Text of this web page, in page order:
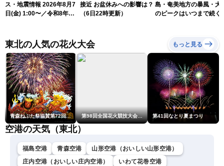
ス・地震情報 2026年8月7
日(金) 1:00〜／令和8年熊
スLiVE〉
接近 お盆休みへの影響は？
（6日22時更新）
島・奄美地方の暴風・大
のピークはいつまで続く
東北の人気の花火大会 もっと見る
青森ねぶた祭協賛第72回青森花火大会 第98回全国花火競技大会「大曲の花火」 第41回なとり夏まつり
空港の天気（東北）
福島空港 青森空港
山形空港（おいしい山形空港）
庄内空港（おいしい庄内空港）
いわて花巻空港